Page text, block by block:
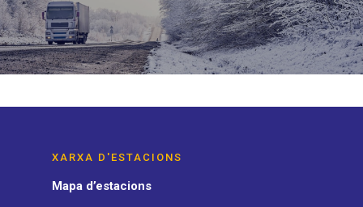
XARXA D'ESTACIONS
Mapa d’estacions